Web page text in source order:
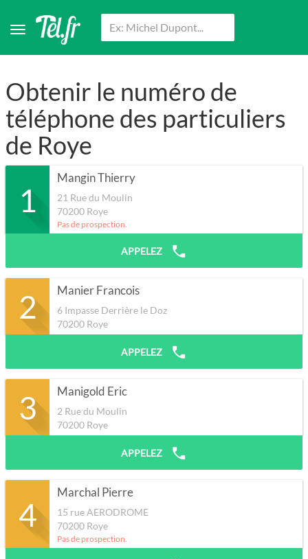
Obtenir le numéro de
téléphone des particuliers
de Roye
1
Mangin Thierry
21 Rue du Moulin
70200 Roye
Pas de prospection.
APPELEZ
2 Manier Francois
6 Impasse Derrière le Doz
70200 Roye
APPELEZ
3 Manigold Eric
2 Rue du Moulin
70200 Roye
APPELEZ
4
Marchal Pierre
15 rue AERODROME
70200 Roye
Pas de prospection.